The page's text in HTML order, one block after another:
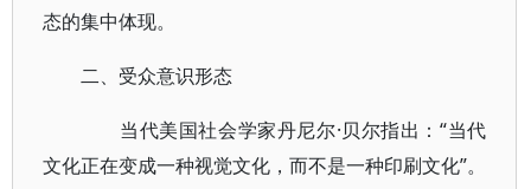
态的集中体现。
二、受众意识形态
当代美国社会学家丹尼尔·贝尔指出：“当代
文化正在变成一种视觉文化，而不是一种印刷文化”。